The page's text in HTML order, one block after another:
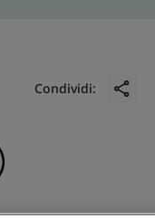
Condividi: